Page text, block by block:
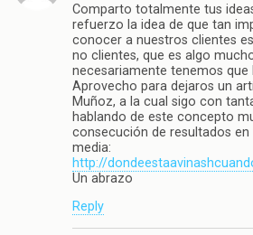
Comparto totalmente tus
refuerzo la idea de que tan
conocer a nuestros clientes
no clientes, que es algo
necesariamente tenemos que
Aprovecho para dejaros un
Muñoz, a la cual sigo con
hablando de este concepto
consecución de resultados en
media:
http://
Un abrazo
Reply